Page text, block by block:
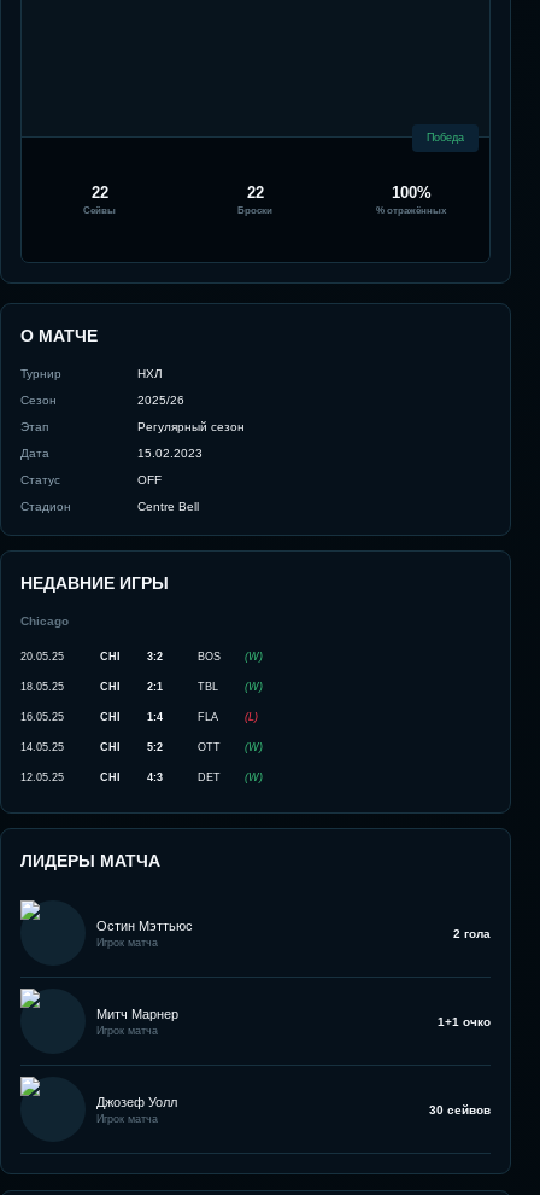
Победа
22
Сейвы
22
Броски
100%
% отражённых
О МАТЧЕ
Турнир
НХЛ
Сезон
2025/26
Этап
Регулярный сезон
Дата
15.02.2023
Статус
OFF
Стадион
Centre Bell
НЕДАВНИЕ ИГРЫ
Chicago
20.05.25 CHI 3:2 BOS (W)
18.05.25 CHI 2:1 TBL (W)
16.05.25 CHI 1:4 FLA (L)
14.05.25 CHI 5:2 OTT (W)
12.05.25 CHI 4:3 DET (W)
ЛИДЕРЫ МАТЧА
Остин Мэттьюс
Игрок матча
2 гола
Митч Марнер
Игрок матча
1+1 очко
Джозеф Уолл
Игрок матча
30 сейвов